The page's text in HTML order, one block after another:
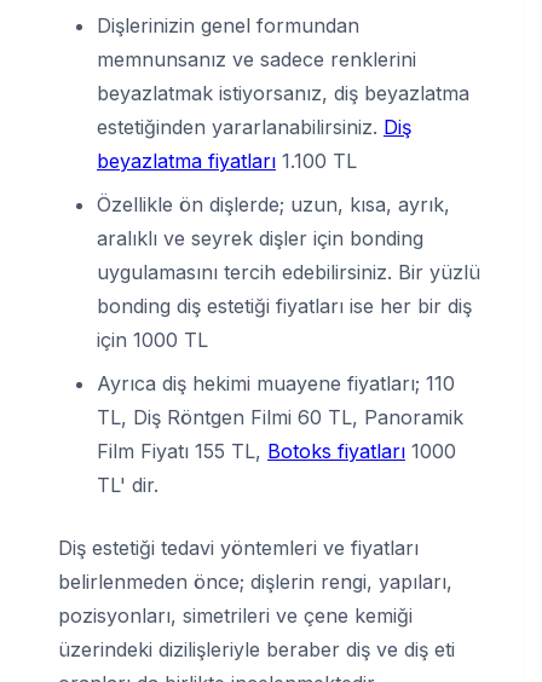
Dişlerinizin genel formundan
memnunsanız ve sadece renklerini
beyazlatmak istiyorsanız, diş beyazlatma
estetiğinden yararlanabilirsiniz. Diş
beyazlatma fiyatları 1.100 TL
Özellikle ön dişlerde; uzun, kısa, ayrık,
aralıklı ve seyrek dişler için bonding
uygulamasını tercih edebilirsiniz. Bir yüzlü
bonding diş estetiği fiyatları ise her bir diş
için 1000 TL
Ayrıca diş hekimi muayene fiyatları; 110
TL, Diş Röntgen Filmi 60 TL, Panoramik
Film Fiyatı 155 TL, Botoks fiyatları 1000
TL' dir.
Diş estetiği tedavi yöntemleri ve fiyatları
belirlenmeden önce; dişlerin rengi, yapıları,
pozisyonları, simetrileri ve çene kemiği
üzerindeki dizilişleriyle beraber diş ve diş eti